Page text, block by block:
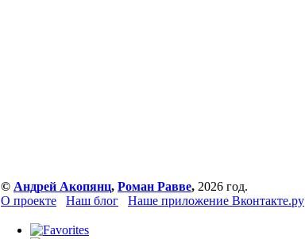
© Андрей Акопянц, Роман Равве, 2026 год.
О проекте
Наш блог Наше приложение Вконтакте.ру